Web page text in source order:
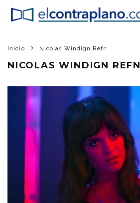
Inicio Nicolas Windign Refn
NICOLAS WINDIGN REFN